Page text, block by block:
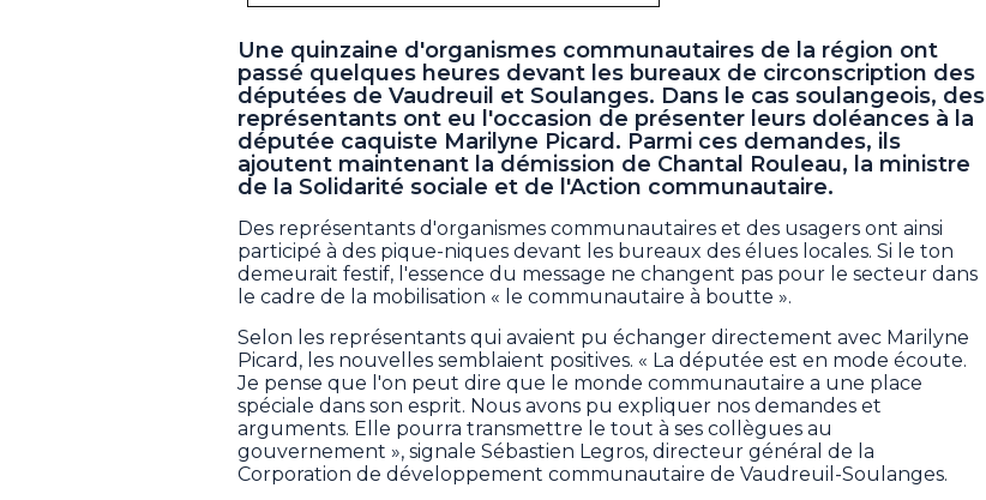
Une quinzaine d'organismes communautaires de la région ont
passé quelques heures devant les bureaux de circonscription des
députées de Vaudreuil et Soulanges. Dans le cas soulangeois, des
représentants ont eu l'occasion de présenter leurs doléances à la
députée caquiste Marilyne Picard. Parmi ces demandes, ils
ajoutent maintenant la démission de Chantal Rouleau, la ministre
de la Solidarité sociale et de l'Action communautaire.
Des représentants d'organismes communautaires et des usagers ont ainsi
participé à des pique-niques devant les bureaux des élues locales. Si le ton
demeurait festif, l'essence du message ne changent pas pour le secteur dans
le cadre de la mobilisation « le communautaire à boutte ».
Selon les représentants qui avaient pu échanger directement avec Marilyne
Picard, les nouvelles semblaient positives. « La députée est en mode écoute.
Je pense que l'on peut dire que le monde communautaire a une place
spéciale dans son esprit. Nous avons pu expliquer nos demandes et
arguments. Elle pourra transmettre le tout à ses collègues au
gouvernement », signale Sébastien Legros, directeur général de la
Corporation de développement communautaire de Vaudreuil-Soulanges.